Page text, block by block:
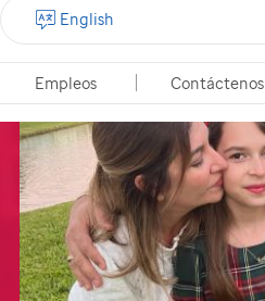
Empleos Contáctenos
English